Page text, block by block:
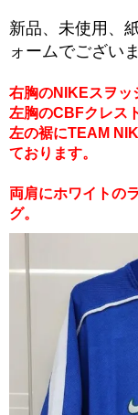
新品、未使用、
ォームでござい
右胸のNIKEスヲッ
左胸のCBFクレス
左の裾にTEAM
ております。
両肩にホワイトの
グ。